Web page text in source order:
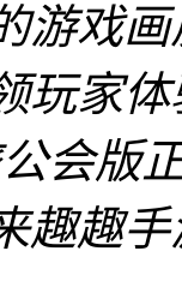
游戏
玩家
会版
趣趣